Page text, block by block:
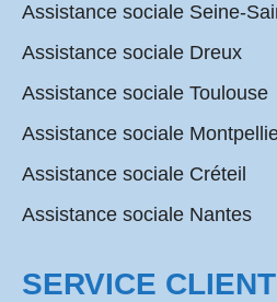
Assistance sociale Seine-
Assistance sociale Dreux
Assistance sociale Toulouse
Assistance sociale
Assistance sociale Créteil
Assistance sociale Nantes
SERVICE CLIENT